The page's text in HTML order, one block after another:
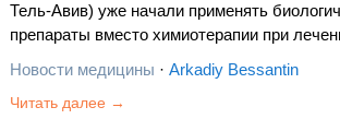
Тель-Авив) уже начали применять
препараты вместо химиотерапии при
которых опухоли эстроген-положительные.
Новости медицины · Arkadiy Bessantin
Читать далее →